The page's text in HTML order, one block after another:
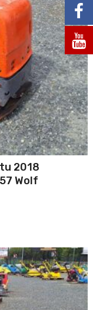
2018
Wolf